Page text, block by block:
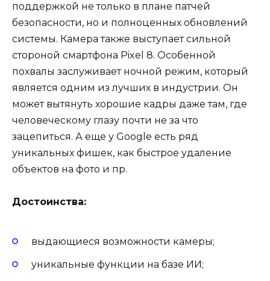
поддержкой не только в плане патчей
безопасности, но и полноценных обновлений
системы. Камера также выступает сильной
стороной смартфона Pixel 8. Особенной
похвалы заслуживает ночной режим, который
является одним из лучших в индустрии. Он
может вытянуть хорошие кадры даже там, где
человеческому глазу почти не за что
зацепиться. А еще у Google есть ряд
уникальных фишек, как быстрое удаление
объектов на фото и пр.
Достоинства:
выдающиеся возможности камеры;
уникальные функции на базе ИИ;